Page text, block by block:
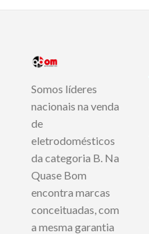
Somos líderes
nacionais na venda
de
eletrodomésticos
da categoria B. Na
Quase Bom
encontra marcas
conceituadas, com
a mesma garantia